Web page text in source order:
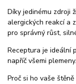
Díky jedinému zdroji
alergických reakcí a
pro správný růst,
Receptura je ideální
napříč všemi plemeny.
Proč si ho vaše štěně